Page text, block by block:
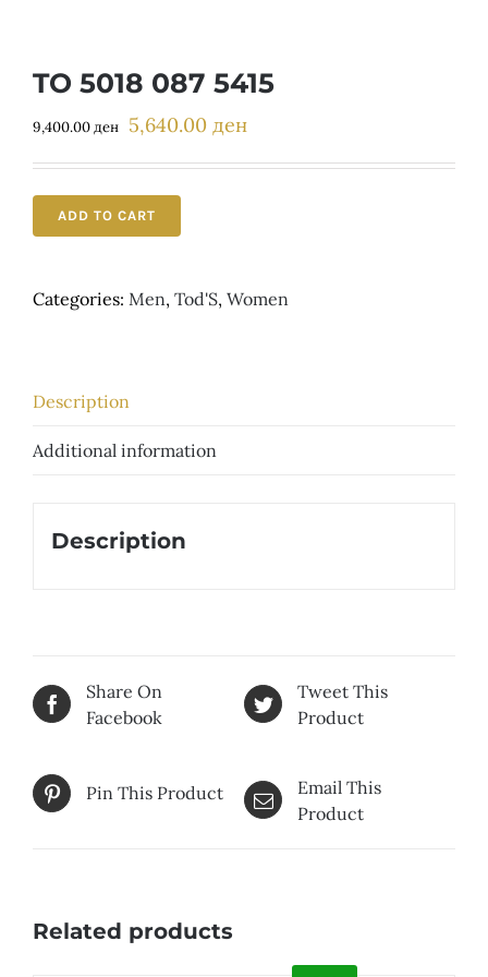
TO 5018 087 5415
9,400.00ден Original
9,400.00 ден.
5,640.00 денCurrent
ADD TO CART
Categories: Men, Tod'S, Women
Description
Additional information
Description
Share On
Facebook
Tweet This
Product
Pin This Product
Email This
Product
Related products